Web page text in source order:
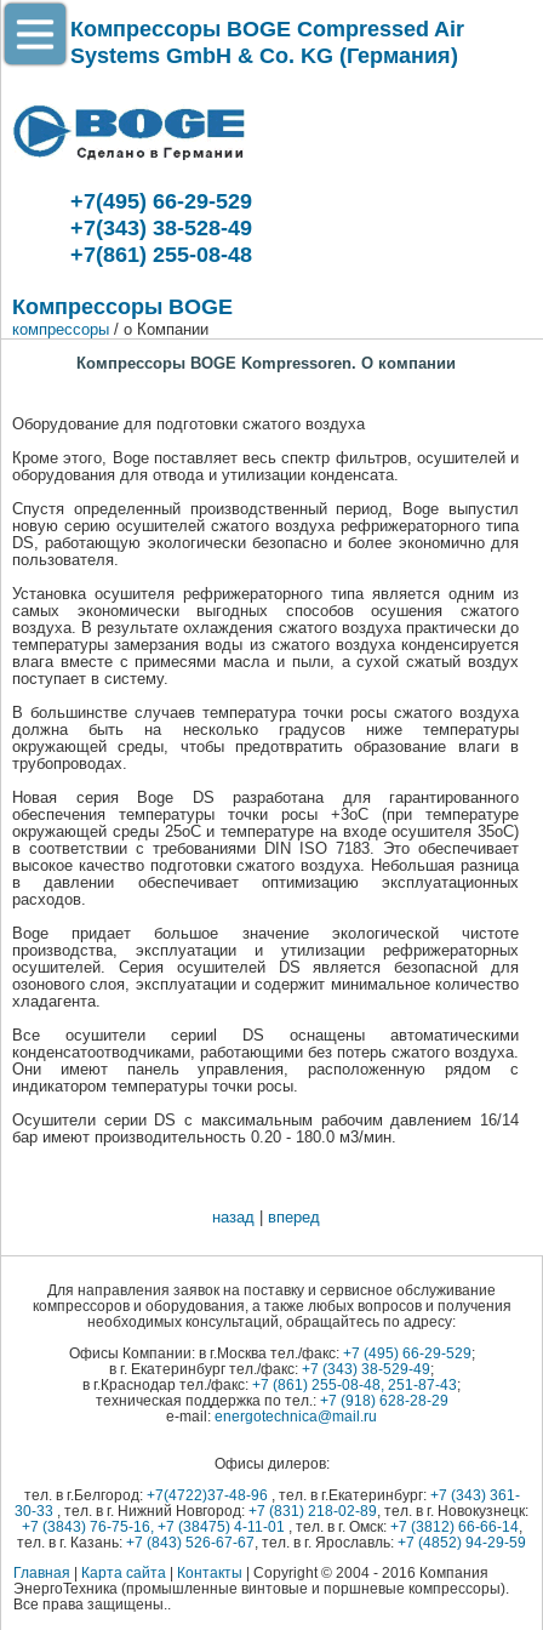
Компрессоры BOGE Compressed Air
Systems GmbH & Co. KG (Германия)
+7(495) 66-29-529
+7(343) 38-528-49
+7(861) 255-08-48
Компрессоры BOGE
компрессоры / о Компании
Компрессоры BOGE Kompressoren. О компании
Оборудование для подготовки сжатого воздуха
Кроме этого, Boge поставляет весь спектр фильтров, осушителей и
оборудования для отвода и утилизации конденсата.
Спустя определенный производственный период, Boge выпустил
новую серию осушителей сжатого воздуха рефрижераторного типа
DS, работающую экологически безопасно и более экономично для
пользователя.
Установка осушителя рефрижераторного типа является одним из
самых экономически выгодных способов осушения сжатого
воздуха. В результате охлаждения сжатого воздуха практически до
температуры замерзания воды из сжатого воздуха конденсируется
влага вместе с примесями масла и пыли, а сухой сжатый воздух
поступает в систему.
В большинстве случаев температура точки росы сжатого воздуха
должна быть на несколько градусов ниже температуры
окружающей среды, чтобы предотвратить образование влаги в
трубопроводах.
Новая серия Boge DS разработана для гарантированного
обеспечения температуры точки росы +3oC (при температуре
окружающей среды 25oC и температуре на входе осушителя 35oC)
в соответствии с требованиями DIN ISO 7183. Это обеспечивает
высокое качество подготовки сжатого воздуха. Небольшая разница
в давлении обеспечивает оптимизацию эксплуатационных
расходов.
Boge придает большое значение экологической чистоте
производства, эксплуатации и утилизации рефрижераторных
осушителей. Серия осушителей DS является безопасной для
озонового слоя, эксплуатации и содержит минимальное количество
хладагента.
Все осушители серииl DS оснащены автоматическими
конденсатоотводчиками, работающими без потерь сжатого воздуха.
Они имеют панель управления, расположенную рядом с
индикатором температуры точки росы.
Осушители серии DS с максимальным рабочим давлением 16/14
бар имеют производительность 0.20 - 180.0 м3/мин.
назад| вперед
Для направления заявок на поставку и сервисное обслуживание
компрессоров и оборудования, а также любых вопросов и получения
необходимых консультаций, обращайтесь по адресу:
Офисы Компании: в г.Москва тел./факс: +7 (495) 66-29-529;
в г. Екатеринбург тел./факс: +7 (343) 38-529-49;
в г.Краснодар тел./факс: +7 (861) 255-08-48, 251-87-43;
техническая поддержка по тел.: +7 (918) 628-28-29
e-mail: energotechnica@mail.ru
Офисы дилеров:
тел. в г.Белгород: +7(4722)37-48-96 , тел. в г.Екатеринбург: +7 (343) 361-
30-33 , тел. в г. Нижний Новгород: +7 (831) 218-02-89, тел. в г. Новокузнецк:
+7 (3843) 76-75-16, +7 (38475) 4-11-01 , тел. в г. Омск: +7 (3812) 66-66-14,
тел. в г. Казань: +7 (843) 526-67-67, тел. в г. Ярославль: +7 (4852) 94-29-59
Главная
Карта сайта Контакты | Copyright © 2004 - 2016 Компания
ЭнергоТехника (промышленные винтовые и поршневые компрессоры).
Все права защищены..